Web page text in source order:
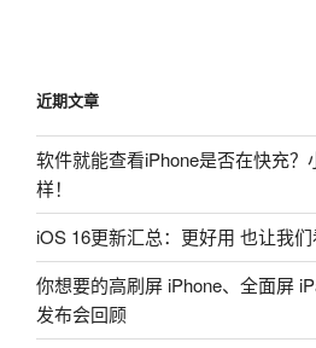
近期文章
软件就能查看iPhone是否在快充
样！
iOS 16更新汇总：更好用 也让我
你想要的高刷屏 iPhone、全面屏
发布会回顾